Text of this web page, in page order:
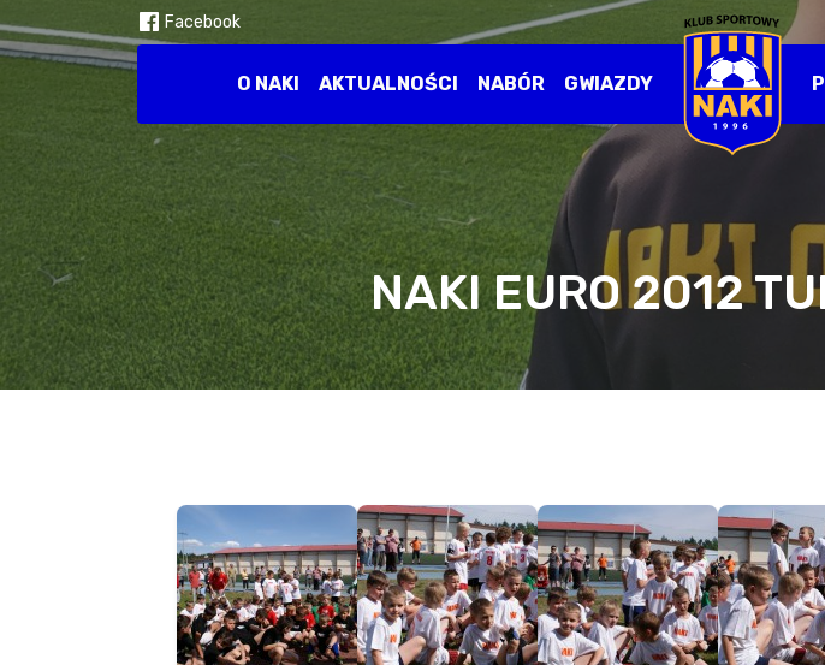
Facebook
O NAKI AKTUALNOŚCI NABÓR GWIAZDY
NAKI EURO 2012